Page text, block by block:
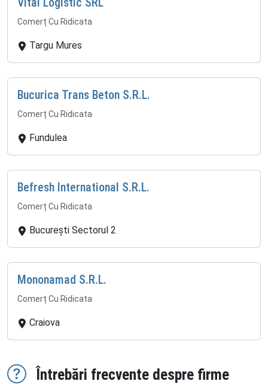
Comerț Cu Ridicata
Targu Mures
Bucurica Trans Beton S.R.L.
Comerț Cu Ridicata
Fundulea
Befresh International S.R.L.
Comerț Cu Ridicata
București Sectorul 2
Mononamad S.R.L.
Comerț Cu Ridicata
Craiova
Întrebări frecvente despre firme